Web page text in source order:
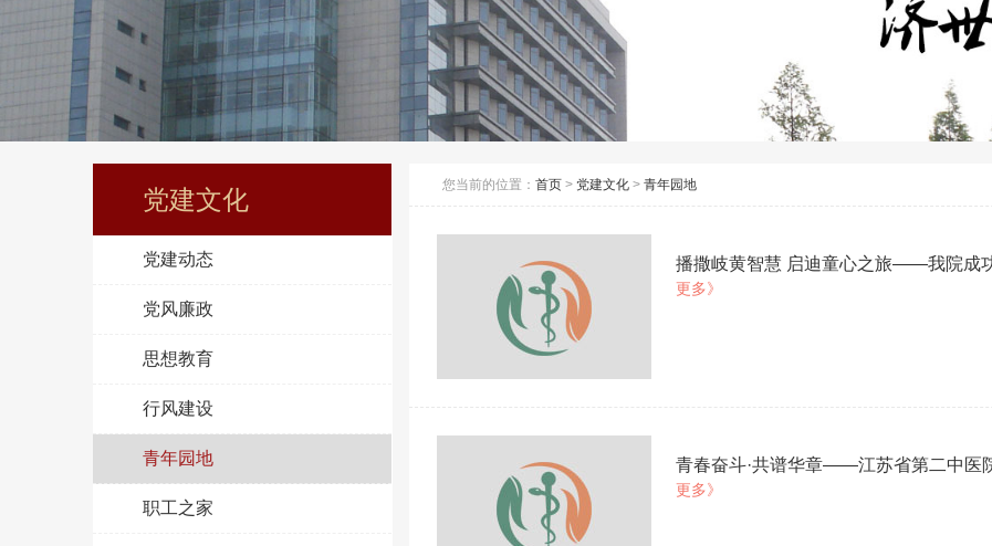
党建文化
党建动态
党风廉政
思想教育
行风建设
青年园地
职工之家
您当前的位置： 首页 > 党建文化 > 青年园地
播撒岐黄智慧 启迪童心之旅——我院成
更多》
青春奋斗·共谱华章——江苏省第二中医
更多》